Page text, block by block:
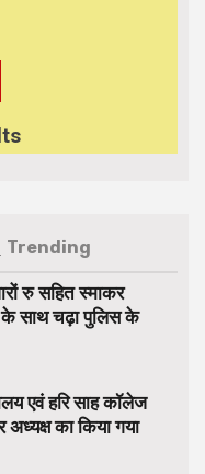
Trending
रु सहित स्माकर
के साथ चढ़ा पुलिस के
एवं हरि साह कॉलेज
का किया गया